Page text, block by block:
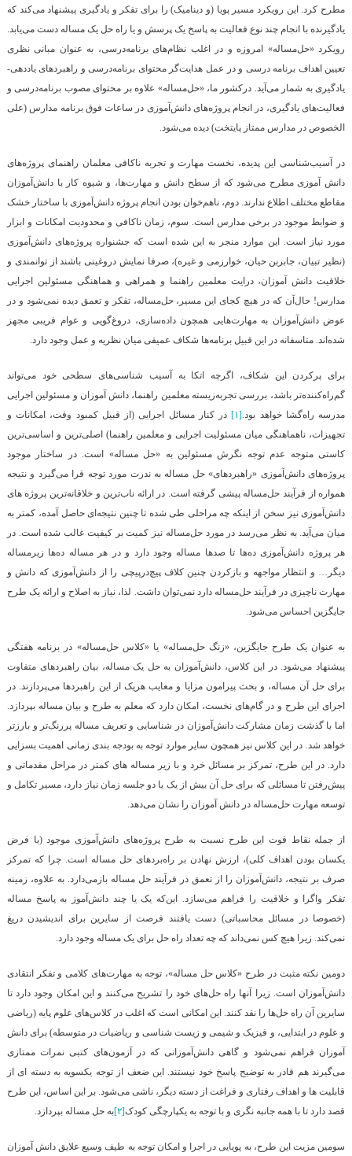
مطرح کرد. این رویکرد مسیر پویا (و دینامیک) را برای تفکر و یادگیری پیشنهاد می‌کند که
یادگیرنده با انجام چند نوع فعالیت به پاسخ یک پرسش و یا راه ‌حل یک مساله دست می‌یابد.
رویکرد «حل‌مساله» امروزه و در اغلب نظام‌های برنامه‌درسی، به عنوان مبانی نظری
تعیین اهداف برنامه درسی و در عمل هدایت‌گر محتوای برنامه‌درسی و راهبردهای یاددهی-
یادگیری به شمار می‌آید. درکشور ما، «حل‌مساله» علاوه بر محتوای مصوب برنامه‌درسی و
فعالیت‌های یادگیری، در انجام پروژه‌های دانش‌آموزی در ساعات فوق برنامه مدارس (علی
الخصوص در مدارس ممتاز پایتخت) دیده می‌شود.
در آسیب‌شناسی این پدیده، نخست مهارت و تجربه ناکافی معلمان راهنمای پروژه‌های
دانش آموزی مطرح می‌شود که از سطح دانش و مهارت‌ها، و شیوه کار با دانش‌آموزان
مقاطع مختلف اطلاع ندارند. دوم، ناهم‌خوان بودن انجام پروژه دانش‌آموزی با ساختار خشک
و ضوابط موجود در برخی مدارس است. سوم، زمان ناکافی و محدودیت امکانات و ابزار
مورد نیاز است. این موارد منجر به این شده ‌است که جشنواره‌ پروژه‌های دانش‌آموزی
(نظیر تبیان، جابربن حیان، خوارزمی و غیره)، صرفا نمایش دروغینی باشند از توانمندی و
خلاقیت دانش آموزان، درایت معلمین راهنما و همراهی و هماهنگی مسئولین اجرایی
مدارس! حال‌آن ‌که در هیچ کجای این مسیر، حل‌مساله، تفکر و تعمق دیده نمی‌شود و در
عوض دانش‌آموزان به مهارت‌هایی همچون داده‌سازی، دروغ‌گویی و عوام فریبی مجهز
شده‌اند. متاسفانه در این قبیل برنامه‌ها شکاف عمیقی میان نظریه و عمل وجود دارد.
برای پرکردن این شکاف، اگرچه اتکا به آسیب شناسی‌های سطحی خود می‌تواند
گم‌راه‌کننده‌تر باشد، بررسی تجربه‌زیسته معلمین راهنما، دانش آموزان و مسئولین اجرایی
مدرسه راه‌گشا خواهد بود. [۱]در کنار مسائل اجرایی (از قبیل کمبود وقت، امکانات و
تجهیزات، ناهماهنگی میان مسئولیت اجرایی و معلمین راهنما) اصلی‌ترین و اساسی‌ترین
کاستی متوجه عدم توجه نگرش مسئولین به «حل مساله» است. در ساختار موجود
پروژه‌های دانش‌آموزی «راهبردهای» حل مساله به ندرت مورد توجه قرا می‌گیرد و نتیجه
همواره از فرآیند حل‌مساله پیشی گرفته است. در ارائه ناب‌ترین و خلاقانه‌ترین پروژه های
دانش‌آموزی نیز سخن از اینکه چه مراحلی طی شده تا چنین نتیجه‌ای حاصل آمده، کمتر به
میان می‌آید. به نظر می‌رسد در مورد حل‌مساله نیز کمیت بر کیفیت غالب شده‌ است. در
هر پروژه دانش‌آموزی ده‌ها تا صدها مساله وجود دارد و در هر مساله ده‌ها زیر‌مساله
دیگر… و انتظار مواجهه و بازکردن چنین کلاف پیچ‌درپیچی را از دانش‌آموزی که دانش و
مهارت ناچیزی در فرآیند حل‌مساله دارد نمی‌توان داشت. لذا، نیاز به اصلاح و ارائه یک طرح
جایگزین احساس می‌شود.
به عنوان یک طرح جایگزین، «زنگ حل‌مساله» یا «کلاس حل‌مساله» در برنامه هفتگی
پیشنهاد می‌شود. در این کلاس، دانش‌آموزان به حل یک مساله، بیان راهبردهای متفاوت
برای حل آن مساله، و بحث پیرامون مزایا و معایب هریک از این راهبردها می‌پردازند. در
اجرای این طرح و در گام‌های نخست، امکان دارد که معلم به طرح و بیان مساله بپردازد.
اما با گذشت زمان مشارکت دانش‌آموزان در شناسایی و تعریف مساله پررنگ‌تر و بارزتر
خواهد شد. در این کلاس نیز همچون سایر موارد توجه به بودجه بندی زمانی اهمیت بسزایی
دارد. در این طرح، تمرکز بر مسائل خرد و با زیر مساله های کمتر در مراحل مقدماتی و
پیش‌رفتن تا مسائلی که برای حل آن بیش از یک یا دو جلسه زمان نیاز دارد، مسیر تکامل و
توسعه مهارت حل‌مساله در دانش آموزان را نشان می‌دهد.
از جمله نقاط قوت این طرح نسبت به طرح پروژه‌های دانش‌آموزی موجود (با فرض
یکسان بودن اهداف کلی)، ارزش نهادن بر راه‌بردهای حل مساله است. چرا که تمرکز
صرف بر نتیجه، دانش‌آموزان را از تعمق در فرآیند حل مساله باز‌می‌دارد. به علاوه، زمینه
تفکر واگرا و خلاقیت را فراهم می‌سازد. این‌که یک یا چند دانش‌آموز به پاسخ مساله
(خصوصا در مسائل محاسباتی) دست یافتند فرصت از سایرین برای اندیشیدن دریغ
نمی‌کند. زیرا هیچ کس نمی‌داند که چه تعداد راه حل برای یک مساله وجود دارد.
دومین نکته مثبت در طرح «کلاس حل مساله»، توجه به مهارت‌های کلامی و تفکر انتقادی
دانش‌آموزان است. زیرا آنها راه حل‌های خود را تشریح می‌کنند و این امکان وجود دارد تا
سایرین آن راه حل‌ها را نقد کنند. این امکانی است که اغلب در کلاس‌های علوم پایه (ریاضی
و علوم در ابتدایی، و فیزیک و شیمی و زیست شناسی و ریاضیات در متوسطه) برای دانش
آموزان فراهم نمی‌شود و گاهی دانش‌آموزانی که در آزمون‌های کتبی نمرات ممتازی
می‌گیرند هم قادر به توضیح پاسخ خود نیستند. این ضعف از توجه یکسویه به دسته ای از
قابلیت ها و اهداف رفتاری و فراغت از دسته دیگر، ناشی می‌شود. بر این اساس، این طرح
قصد دارد تا با همه جانبه نگری و با توجه به یکپارچگی کودک[۲]به حل مساله بپردازد.
سومین مزیت این طرح، به پویایی در اجرا و امکان توجه به طیف وسیع علایق دانش آموزان